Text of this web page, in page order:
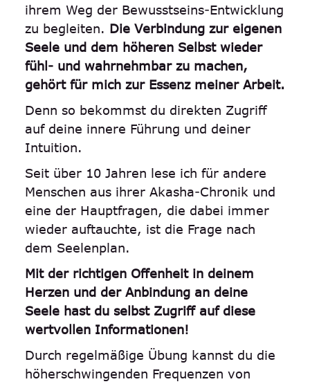
ihrem Weg der Bewusstseins-Entwicklung
zu begleiten. Die Verbindung zur eigenen
Seele und dem höheren Selbst wieder
fühl- und wahrnehmbar zu machen,
gehört für mich zur Essenz meiner Arbeit.
Denn so bekommst du direkten Zugriff
auf deine innere Führung und deiner
Intuition.
Seit über 10 Jahren lese ich für andere
Menschen aus ihrer Akasha-Chronik und
eine der Hauptfragen, die dabei immer
wieder auftauchte, ist die Frage nach
dem Seelenplan.
Mit der richtigen Offenheit in deinem
Herzen und der Anbindung an deine
Seele hast du selbst Zugriff auf diese
wertvollen Informationen!
Durch regelmäßige Übung kannst du die
höherschwingenden Frequenzen von